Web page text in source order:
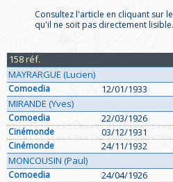
Consultez l'article en cliquant sur
qu'il ne soit pas directement
158 réf.
MAYRARGUE (Lucien)
Comoedia 12/01/1933
MIRANDE (Yves)
Comoedia 22/03/1926
Cinémonde
03/12/1931
Cinémonde
24/11/1932
MONCOUSIN (Paul)
Comoedia 24/04/1926